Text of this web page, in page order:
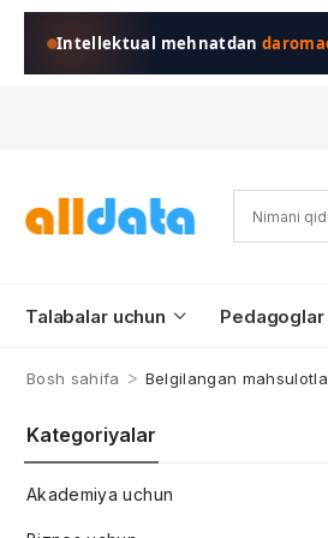
Intellektual mehnatdan
Talabalar uchun Pedagoglar
Bosh sahifa > Belgilangan
Kategoriyalar
Akademiya uchun